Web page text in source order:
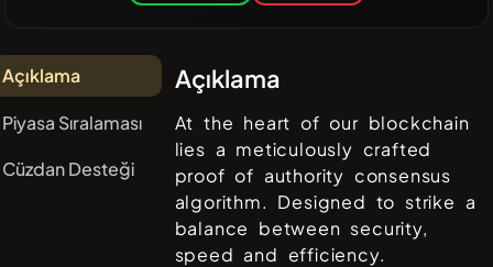
Açıklama
Piyasa Sıralaması
Cüzdan Desteği
Açıklama
At the heart of our blockchain
lies a meticulously crafted
proof of authority consensus
algorithm. Designed to strike a
balance between security,
speed and efficiency.